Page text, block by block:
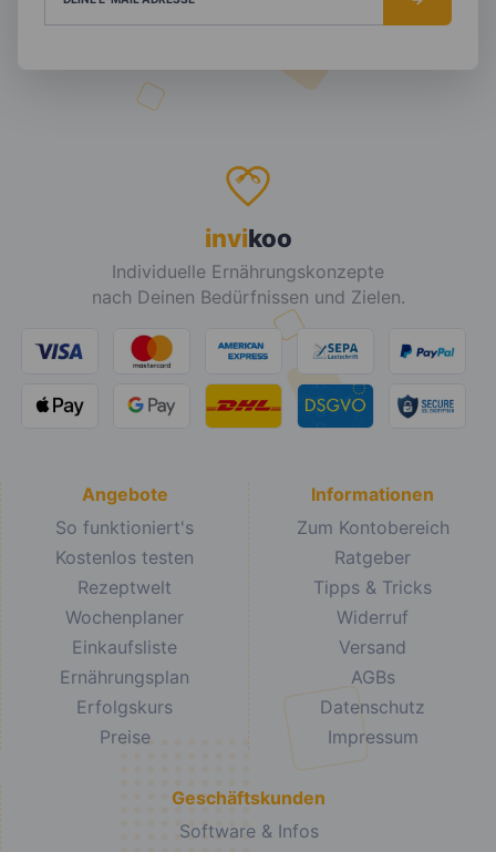
invikoo
Individuelle Ernährungskonzepte
nach Deinen Bedürfnissen und Zielen.
Angebote
So funktioniert's
Kostenlos testen
Rezeptwelt
Wochenplaner
Einkaufsliste
Ernährungsplan
Erfolgskurs
Preise
Informationen
Zum Kontobereich
Ratgeber
Tipps & Tricks
Widerruf
Versand
AGBs
Datenschutz
Impressum
Geschäftskunden
Software & Infos